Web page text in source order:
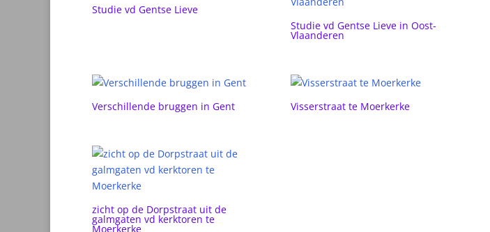
Studie vd Gentse Lieve
Studie vd Gentse Lieve in Oost-
Vlaanderen
Verschillende bruggen in Gent Visserstraat te Moerkerke
zicht op de Dorpstraat uit de
galmgaten vd kerktoren te
Moerkerke